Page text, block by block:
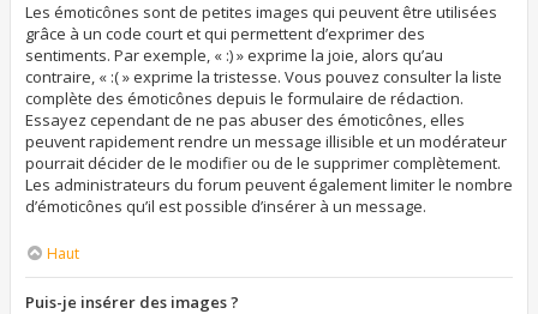
Les émoticônes sont de petites images qui peuvent être utilisées
grâce à un code court et qui permettent d’exprimer des
sentiments. Par exemple, « :) » exprime la joie, alors qu’au
contraire, « :( » exprime la tristesse. Vous pouvez consulter la liste
complète des émoticônes depuis le formulaire de rédaction.
Essayez cependant de ne pas abuser des émoticônes, elles
peuvent rapidement rendre un message illisible et un modérateur
pourrait décider de le modifier ou de le supprimer complètement.
Les administrateurs du forum peuvent également limiter le nombre
d’émoticônes qu’il est possible d’insérer à un message.
Haut
Puis-je insérer des images ?